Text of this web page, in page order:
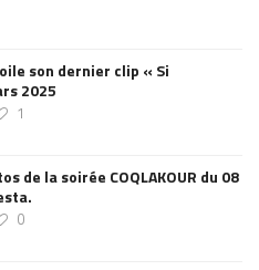
son dernier clip « Si
2025
1
de la soirée COQLAKOUR du 08
0